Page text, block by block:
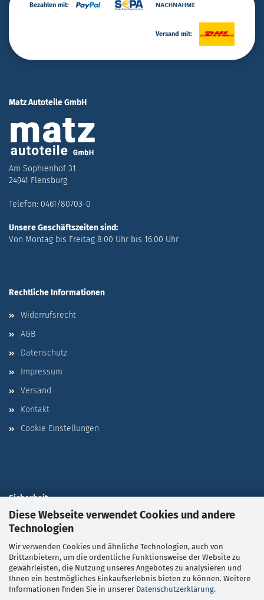
Diese Webseite verwendet Cookies und andere
Technologien
Wir verwenden Cookies und ähnliche Technologien, auch von
Drittanbietern, um die ordentliche Funktionsweise der Website zu
gewährleisten, die Nutzung unseres Angebotes zu analysieren und
Ihnen ein bestmögliches Einkaufserlebnis bieten zu können. Weitere
Informationen finden Sie in unserer Datenschutzerklärung.
Bezahlen mit:
Versand mit:
Matz Autoteile GmbH
Am Sophienhof 31
24941 Flensburg
Telefon: 0461/80703-0
Unsere Geschäftszeiten sind:
Von Montag bis Freitag 8:00 Uhr bis 16:00 Uhr
Rechtliche Informationen
Widerrufsrecht
AGB
Datenschutz
Impressum
Versand
Kontakt
Cookie Einstellungen
Sicherheit
Sichere Bestell- & Zahlungsabwicklungdurch SSL-
Verschlüsselung